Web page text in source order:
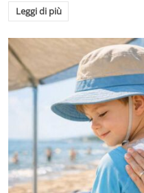
Leggi di più